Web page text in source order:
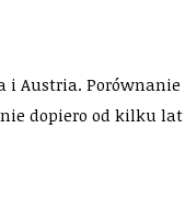
i Austria. Porównanie
dopiero od kilku lat